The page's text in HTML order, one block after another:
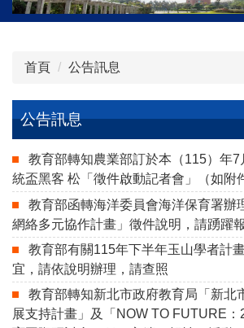
首頁 公告訊息
公告訊息
教育部轉知農業部訂於本（115）年
統盃黑客 松「徵件啟動記者會」（如附
教育部函轉海洋委員會海洋保育署辦
網絡多元協作計畫」徵件說明，請踴躍
教育部有關115年下半年玉山學者計
宜，請依說明辦理，請查照
教育部轉知新北市政府教育局「新北
展支持計畫」及「NOW TO FUTURE